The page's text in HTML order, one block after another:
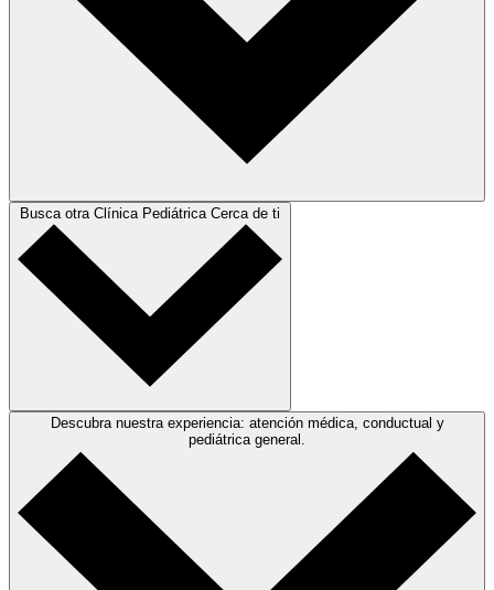
Busca otra Clínica Pediátrica Cerca de ti
Descubra nuestra experiencia: atención médica, conductual y
pediátrica general.